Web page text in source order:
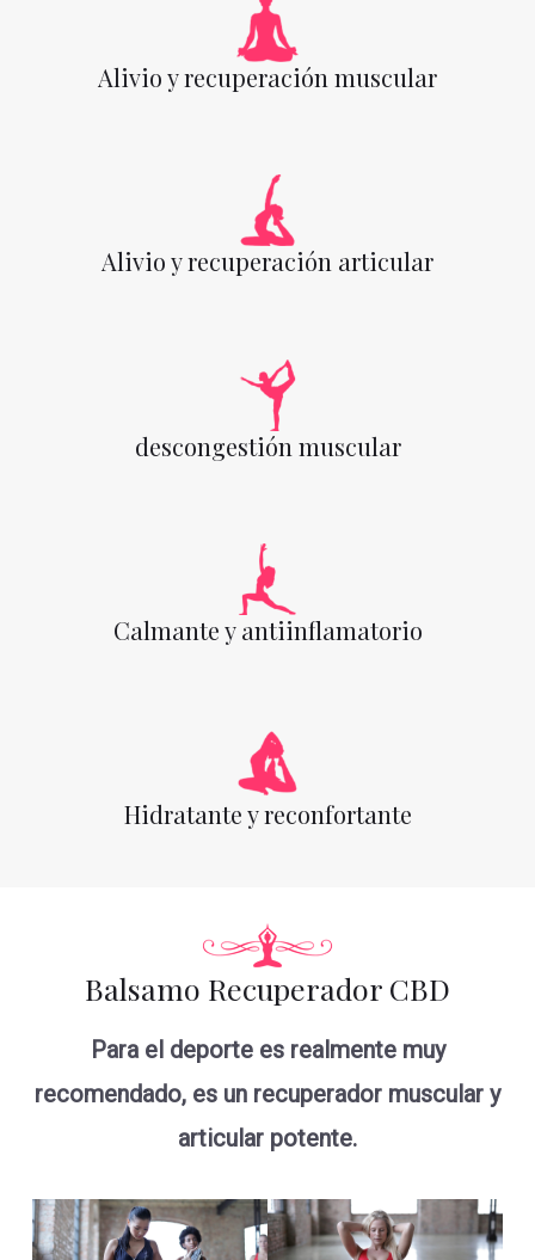
Alivio y recuperación muscular
Alivio y recuperación articular
descongestión muscular
Calmante y antiinflamatorio
Hidratante y reconfortante
Balsamo Recuperador CBD
Para el deporte es realmente muy
recomendado, es un recuperador muscular y
articular potente.